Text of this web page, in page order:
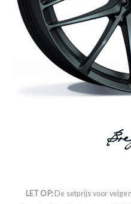
LET OP:De setprijs voor